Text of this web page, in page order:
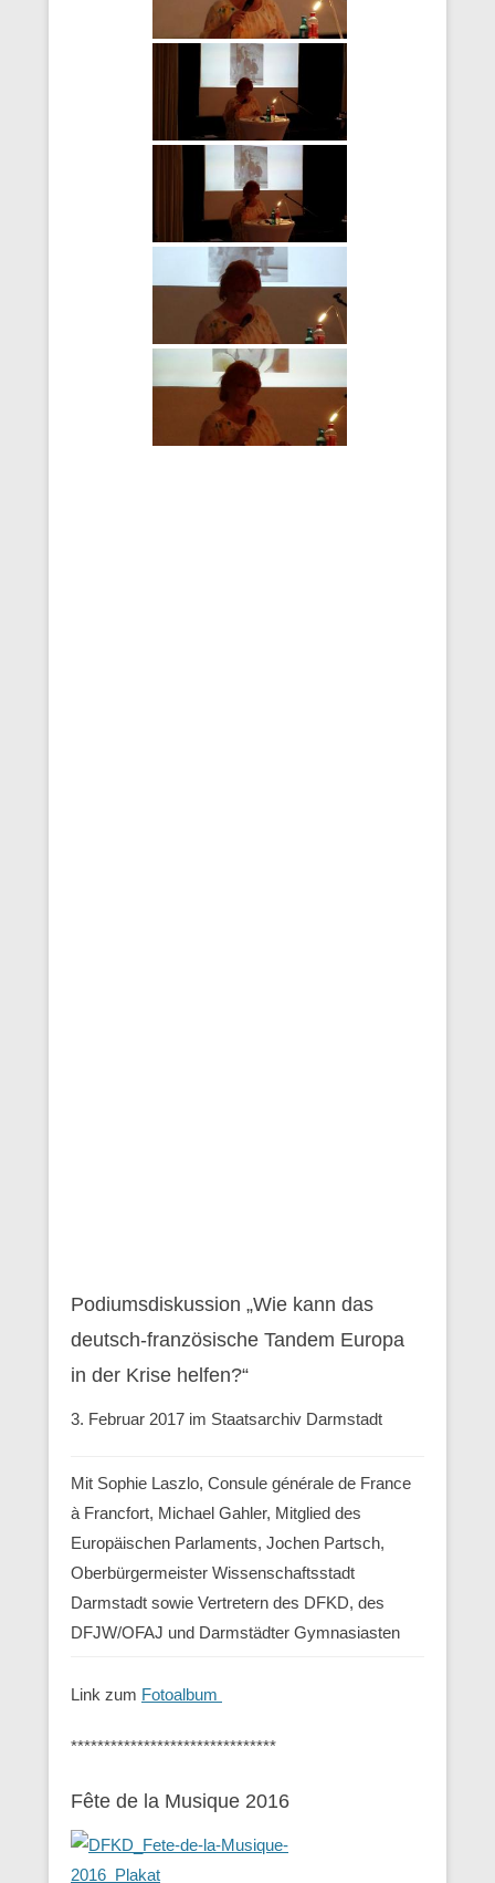
Podiumsdiskussion „Wie kann das
deutsch-französische Tandem Europa
in der Krise helfen?“
3. Februar 2017 im Staatsarchiv Darmstadt
Mit Sophie Laszlo, Consule générale de France
à Francfort, Michael Gahler, Mitglied des
Europäischen Parlaments, Jochen Partsch,
Oberbürgermeister Wissenschaftsstadt
Darmstadt sowie Vertretern des DFKD, des
DFJW/OFAJ und Darmstädter Gymnasiasten
Link zum Fotoalbum
*******************************
Fête de la Musique 2016